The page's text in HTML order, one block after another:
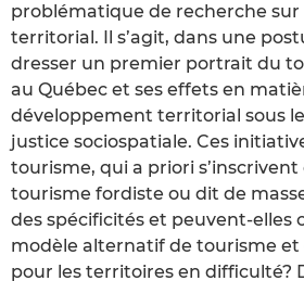
problématique de recherche
territorial. Il s’agit, dans une
dresser un premier portrait du
au Québec et ses effets en
développement territorial sous
justice sociospatiale. Ces
tourisme, qui a priori
tourisme fordiste ou dit de
des spécificités et peuvent-elles
modèle alternatif de tourisme
pour les territoires en difficulté?